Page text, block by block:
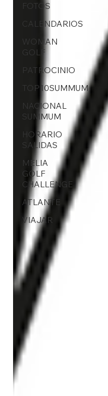
FOTOS
CALENDARIOS
WOMAN
GOLF
PATROCINIO
TOP10SUMMUM
NACIONAL
SUMMUM
HORARIO
SALIDAS
MELIA
GOLF
CHALLENGE
ATLANTE
VIAJAR